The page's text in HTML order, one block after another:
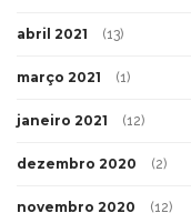
abril 2021 (13)
março 2021 (1)
janeiro 2021 (12)
dezembro 2020 (2)
novembro 2020 (12)